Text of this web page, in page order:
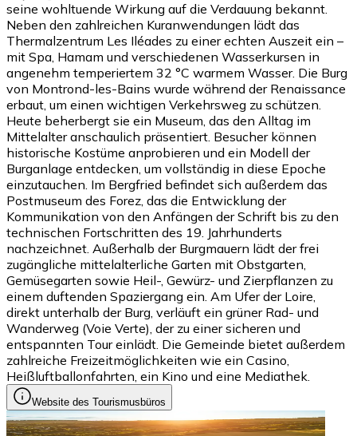
seine wohltuende Wirkung auf die Verdauung bekannt.
Neben den zahlreichen Kuranwendungen lädt das
Thermalzentrum Les Iléades zu einer echten Auszeit ein –
mit Spa, Hamam und verschiedenen Wasserkursen in
angenehm temperiertem 32 °C warmem Wasser. Die Burg
von Montrond-les-Bains wurde während der Renaissance
erbaut, um einen wichtigen Verkehrsweg zu schützen.
Heute beherbergt sie ein Museum, das den Alltag im
Mittelalter anschaulich präsentiert. Besucher können
historische Kostüme anprobieren und ein Modell der
Burganlage entdecken, um vollständig in diese Epoche
einzutauchen. Im Bergfried befindet sich außerdem das
Postmuseum des Forez, das die Entwicklung der
Kommunikation von den Anfängen der Schrift bis zu den
technischen Fortschritten des 19. Jahrhunderts
nachzeichnet. Außerhalb der Burgmauern lädt der frei
zugängliche mittelalterliche Garten mit Obstgarten,
Gemüsegarten sowie Heil-, Gewürz- und Zierpflanzen zu
einem duftenden Spaziergang ein. Am Ufer der Loire,
direkt unterhalb der Burg, verläuft ein grüner Rad- und
Wanderweg (Voie Verte), der zu einer sicheren und
entspannten Tour einlädt. Die Gemeinde bietet außerdem
zahlreiche Freizeitmöglichkeiten wie ein Casino,
Heißluftballonfahrten, ein Kino und eine Mediathek.
Website des Tourismusbüros